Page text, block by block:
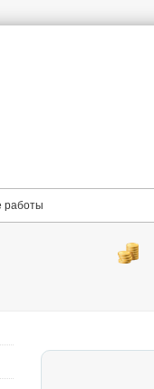
работы